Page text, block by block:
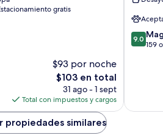
gratis
$93 por noche
El
precio
actual
es
de
$103
$103 en total
31 ago - 1 sept
Total con impuestos y cargos
9.0
de
9.0
159
propiedades similares